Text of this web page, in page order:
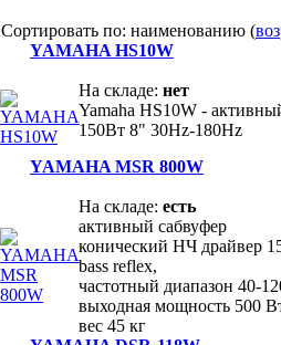
Сортировать по: наименованию (
YAMAHA HS10W
На складе: нет
Yamaha HS10W -
150Вт 8" 30Hz-180Hz
YAMAHA MSR 800W
На складе: есть
активный сабвуфер
конический НЧ драйвер
bass reflex,
частотный диапазон 40-
выходная мощность 500
вес 45 кг